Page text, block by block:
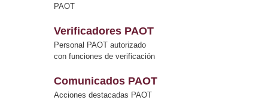
PAOT
Verificadores PAOT
Personal PAOT autorizado
con funciones de verificación
Comunicados PAOT
Acciones destacadas PAOT